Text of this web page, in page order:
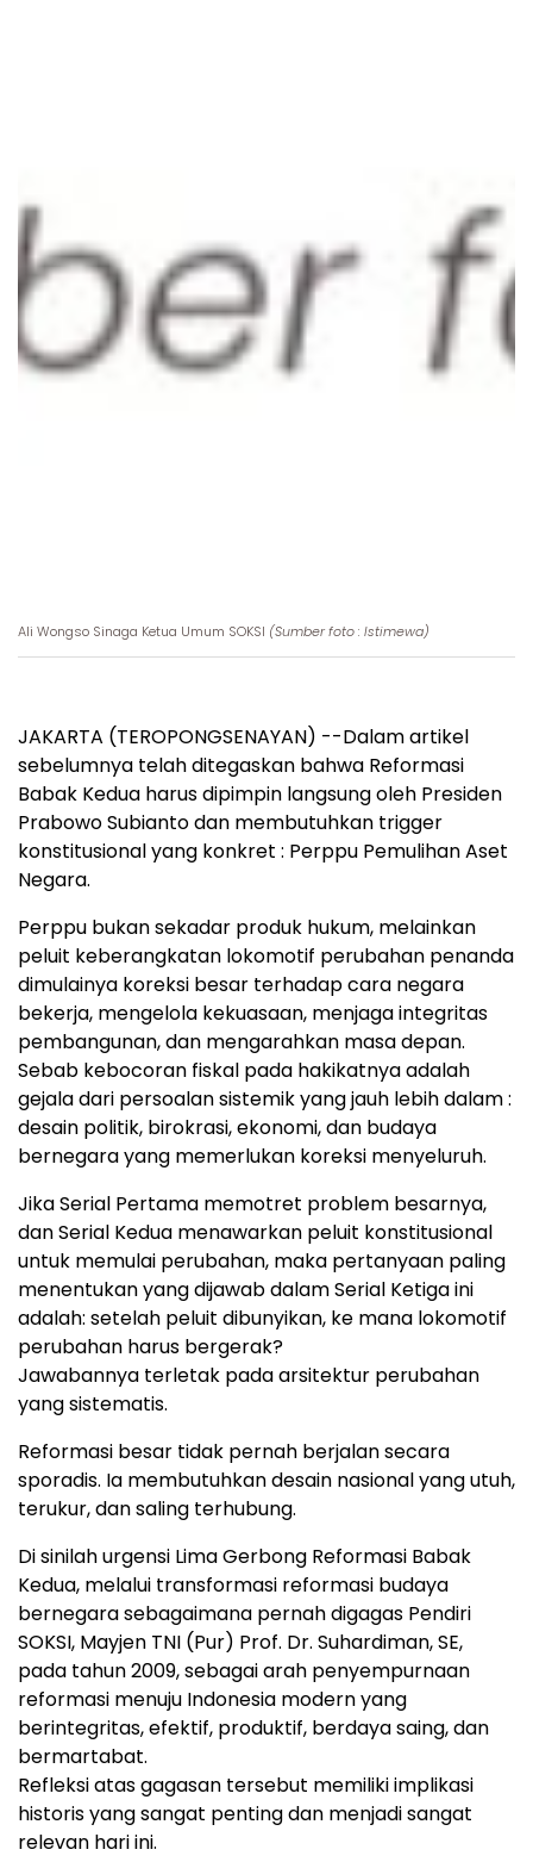
Ali Wongso Sinaga Ketua Umum SOKSI (Sumber foto : Istimewa)
JAKARTA (TEROPONGSENAYAN) --Dalam artikel
sebelumnya telah ditegaskan bahwa Reformasi
Babak Kedua harus dipimpin langsung oleh Presiden
Prabowo Subianto dan membutuhkan trigger
konstitusional yang konkret : Perppu Pemulihan Aset
Negara.
Perppu bukan sekadar produk hukum, melainkan
peluit keberangkatan lokomotif perubahan penanda
dimulainya koreksi besar terhadap cara negara
bekerja, mengelola kekuasaan, menjaga integritas
pembangunan, dan mengarahkan masa depan.
Sebab kebocoran fiskal pada hakikatnya adalah
gejala dari persoalan sistemik yang jauh lebih dalam :
desain politik, birokrasi, ekonomi, dan budaya
bernegara yang memerlukan koreksi menyeluruh.
Jika Serial Pertama memotret problem besarnya,
dan Serial Kedua menawarkan peluit konstitusional
untuk memulai perubahan, maka pertanyaan paling
menentukan yang dijawab dalam Serial Ketiga ini
adalah: setelah peluit dibunyikan, ke mana lokomotif
perubahan harus bergerak?
Jawabannya terletak pada arsitektur perubahan
yang sistematis.
Reformasi besar tidak pernah berjalan secara
sporadis. Ia membutuhkan desain nasional yang utuh,
terukur, dan saling terhubung.
Di sinilah urgensi Lima Gerbong Reformasi Babak
Kedua, melalui transformasi reformasi budaya
bernegara sebagaimana pernah digagas Pendiri
SOKSI, Mayjen TNI (Pur) Prof. Dr. Suhardiman, SE,
pada tahun 2009, sebagai arah penyempurnaan
reformasi menuju Indonesia modern yang
berintegritas, efektif, produktif, berdaya saing, dan
bermartabat.
Refleksi atas gagasan tersebut memiliki implikasi
historis yang sangat penting dan menjadi sangat
relevan hari ini.